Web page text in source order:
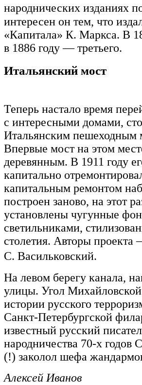
народнических изданиях
интересен он тем, что
«Капитала» К. Маркса. В
в 1886 году — третьего.
Итальянский мост
Теперь настало время
с интересными домами,
Итальянским пешеходным
Впервые мост на этом
деревянным. В 1911 году
капитально
капитальным ремонтом
построен заново, на этот
установлены чугунные
светильниками,
столетия. Авторы
С. Васильковский.
На левом берегу канала,
улицы. Угол
истории русского
Санкт-Петербургской
известный русский
народничества 70-х
(!) заколол шефа
Алексей Иванов